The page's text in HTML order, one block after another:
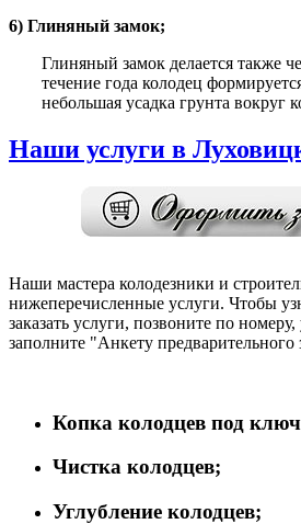
6) Глиняный замок;
Глиняный замок делается также
течение года колодец
небольшая усадка грунта вокруг
Наши услуги в
Наши мастера колодезники и
нижеперечисленные услуги. Чтобы
заказать услуги, позвоните по
заполните "Анкету предварительного
Копка колодцев под
Чистка колодцев;
Углубление колодцев;